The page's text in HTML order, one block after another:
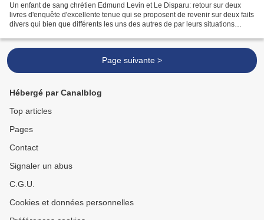
Un enfant de sang chrétien Edmund Levin et Le Disparu: retour sur deux
livres d'enquête d'excellente tenue qui se proposent de revenir sur deux faits
divers qui bien que différents les uns des autres de par leurs situations
Page suivante >
Hébergé par Canalblog
Top articles
Pages
Contact
Signaler un abus
C.G.U.
Cookies et données personnelles